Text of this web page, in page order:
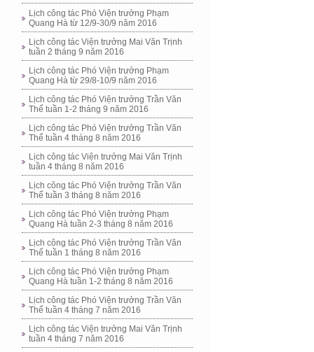
Lịch công tác Phó Viện trưởng Phạm
Quang Hà từ 12/9-30/9 năm 2016
Lịch công tác Viện trưởng Mai Văn Trịnh
tuần 2 tháng 9 năm 2016
Lịch công tác Phó Viện trưởng Phạm
Quang Hà từ 29/8-10/9 năm 2016
Lịch công tác Phó Viện trưởng Trần Văn
Thể tuần 1-2 tháng 9 năm 2016
Lịch công tác Phó Viện trưởng Trần Văn
Thể tuần 4 tháng 8 năm 2016
Lịch công tác Viện trưởng Mai Văn Trịnh
tuần 4 tháng 8 năm 2016
Lịch công tác Phó Viện trưởng Trần Văn
Thể tuần 3 tháng 8 năm 2016
Lịch công tác Phó Viện trưởng Phạm
Quang Hà tuần 2-3 tháng 8 năm 2016
Lịch công tác Phó Viện trưởng Trần Văn
Thể tuần 1 tháng 8 năm 2016
Lịch công tác Phó Viện trưởng Phạm
Quang Hà tuần 1-2 tháng 8 năm 2016
Lịch công tác Phó Viện trưởng Trần Văn
Thể tuần 4 tháng 7 năm 2016
Lịch công tác Viện trưởng Mai Văn Trịnh
tuần 4 tháng 7 năm 2016